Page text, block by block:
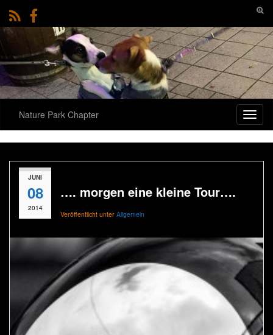
Search for:
Nature Park Chapter
JUNI
08
2014
…. morgen eine kleine Tour….
Veröffentlicht unter Allgemein